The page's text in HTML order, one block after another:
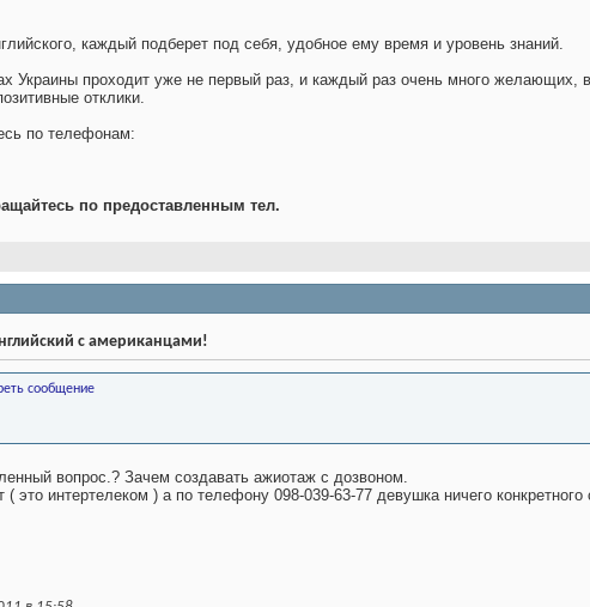
каждый подберет под себя, удобное ему время и уровень знаний.
Украины проходит уже не первый раз, и каждый раз очень много
отклики.
по телефонам:
по предоставленным тел.
с американцами!
вопрос.? Зачем создавать ажиотаж с дозвоном.
это интертелеком ) а по телефону 098-039-63-77 девушка ничего конкретного